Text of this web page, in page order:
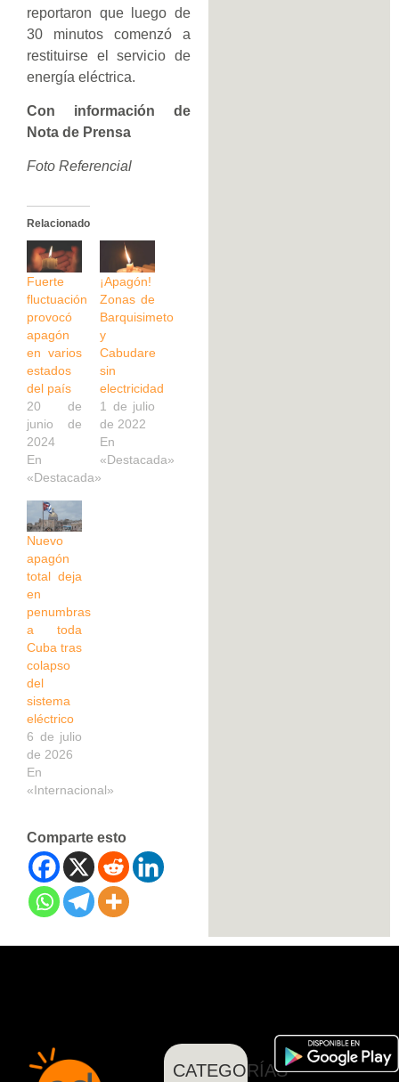
reportaron que luego de
30 minutos comenzó a
restituirse el servicio de
energía eléctrica.
Con información de
Nota de Prensa
Foto Referencial
Relacionado
Fuerte
fluctuación
provocó
apagón
en varios
estados
del país
20 de
junio de
2024
En
«Destacada»
¡Apagón!
Zonas de
Barquisimeto
y
Cabudare
sin
electricidad
1 de julio
de 2022
En
«Destacada»
Nuevo
apagón
total deja
en
penumbras
a toda
Cuba tras
colapso
del
sistema
eléctrico
6 de julio
de 2026
En
«Internacional»
Comparte esto
CATEGORÍAS